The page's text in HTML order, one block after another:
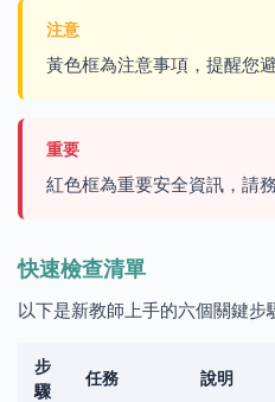
注意
黃色框為注意事項，提醒您
重要
紅色框為重要安全資訊，請務
快速檢查清單
以下是新教師上手的六個關鍵步
步
驟
任務 說明